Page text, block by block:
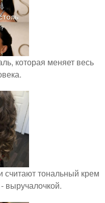
которая меняет весь
тональный крем
выручалочкой.